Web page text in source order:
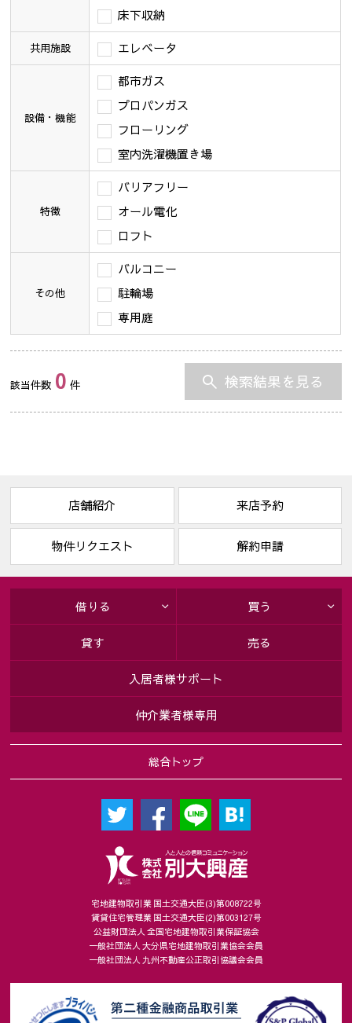
床下収納
共用施設 エレベータ
設備・機能
都市ガス
プロパンガス
フローリング
室内洗濯機置き場
特徴
バリアフリー
オール電化
ロフト
その他
バルコニー
駐輪場
専用庭
該当件数 0 件 検索結果を見る
店舗紹介 来店予約
物件リクエスト 解約申請
宅地建物取引業 国土交通大臣(3)第008722号
賃貸住宅管理業 国土交通大臣(2)第003127号
公益財団法人 全国宅地建物取引業保証協会
一般社団法人 大分県宅地建物取引業協会会員
一般社団法人 九州不動産公正取引協議会会員
総合トップ
借りる 買う
貸す 売る
入居者様サポート
仲介業者様専用